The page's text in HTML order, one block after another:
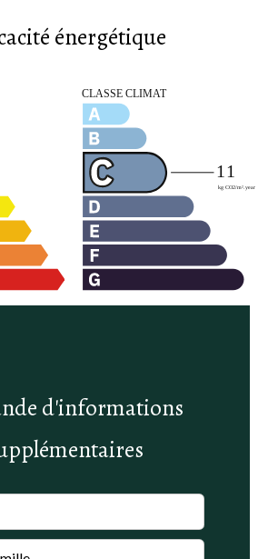
énergétique
d'informations